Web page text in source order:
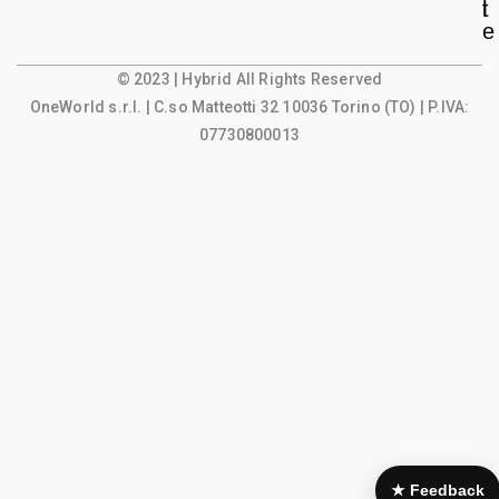
l
e
t
© 2023 | Hybrid All Rights Reserved
OneWorld s.r.l.
| C.so Matteotti 32 10036 Torino (TO) | P.IVA:
07730800013
★ Feedback